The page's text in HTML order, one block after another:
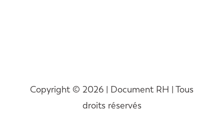
Copyright © 2026 | Document RH | Tous
droits réservés